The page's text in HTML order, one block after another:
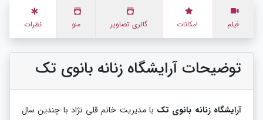
فیلم امکانات گالری تصاویر منو نظرات
توضیحات آرایشگاه زنانه بانوی تک
آرایشگاه زنانه بانوی تک با مدیریت خانم قلی نژاد با چندین سال